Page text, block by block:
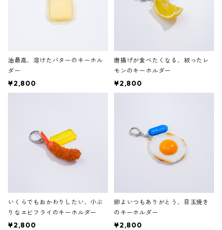
油最高、溶けたバターのキーホル
ダー
¥2,800
唐揚げが食べたくなる、絞ったレ
モンのキーホルダー
¥2,800
いくらでもおかわりしたい、小ぶ
りなエビフライのキーホルダー
¥2,800
卵よいつもありがとう、目玉焼き
のキーホルダー
¥2,800